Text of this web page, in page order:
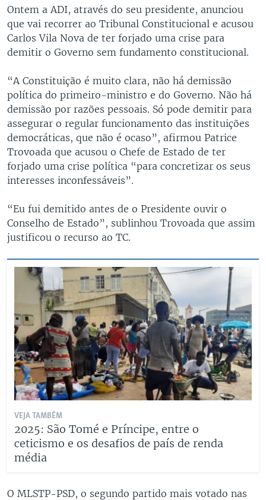
Ontem a ADI, através do seu presidente, anunciou
que vai recorrer ao Tribunal Constitucional e acusou
Carlos Vila Nova de ter forjado uma crise para
demitir o Governo sem fundamento constitucional.
“A Constituição é muito clara, não há demissão
política do primeiro-ministro e do Governo. Não há
demissão por razões pessoais. Só pode demitir para
assegurar o regular funcionamento das instituições
democráticas, que não é ocaso”, afirmou Patrice
Trovoada que acusou o Chefe de Estado de ter
forjado uma crise política “para concretizar os seus
interesses inconfessáveis”.
“Eu fui demitido antes de o Presidente ouvir o
Conselho de Estado”, sublinhou Trovoada que assim
justificou o recurso ao TC.
VEJA TAMBÉM
2025: São Tomé e Príncipe, entre o
ceticismo e os desafios de país de renda
média
O MLSTP-PSD, o segundo partido mais votado nas